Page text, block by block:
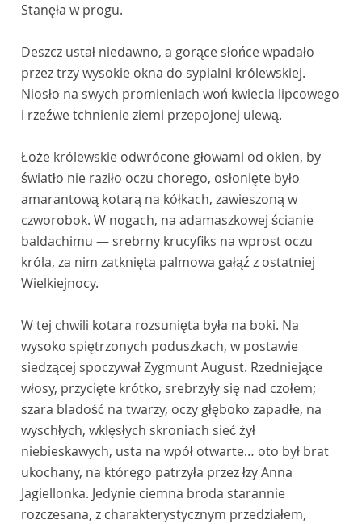
Stanęła w progu.
Deszcz ustał niedawno, a gorące słońce wpadało
przez trzy wysokie okna do sypialni królewskiej.
Niosło na swych promieniach woń kwiecia lipcowego
i rzeźwe tchnienie ziemi przepojonej ulewą.
Łoże królewskie odwrócone głowami od okien, by
światło nie raziło oczu chorego, osłonięte było
amarantową kotarą na kółkach, zawieszoną w
czworobok. W nogach, na adamaszkowej ścianie
baldachimu — srebrny krucyfiks na wprost oczu
króla, za nim zatknięta palmowa gałąź z ostatniej
Wielkiejnocy.
W tej chwili kotara rozsunięta była na boki. Na
wysoko spiętrzonych poduszkach, w postawie
siedzącej spoczywał Zygmunt August. Rzedniejące
włosy, przycięte krótko, srebrzyły się nad czołem;
szara bladość na twarzy, oczy głęboko zapadłe, na
wyschłych, wklęsłych skroniach sieć żył
niebieskawych, usta na wpół otwarte… oto był brat
ukochany, na którego patrzyła przez łzy Anna
Jagiellonka. Jedynie ciemna broda starannie
rozczesana, z charakterystycznym przedziałem,